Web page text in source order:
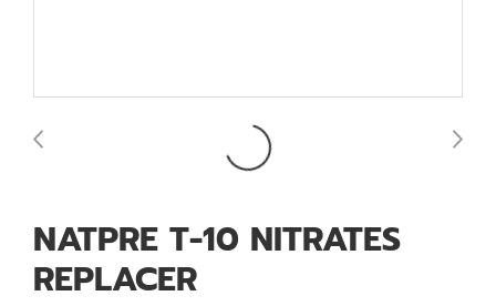
NATPRE T-10 NITRATES
REPLACER